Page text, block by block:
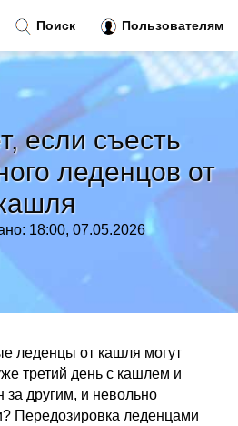
если съесть
леденцов от
18:00, 07.05.2026
леденцы от кашля могут
третий день с кашлем и
за другим, и невольно
Передозировка леденцами
Поиск Пользователям